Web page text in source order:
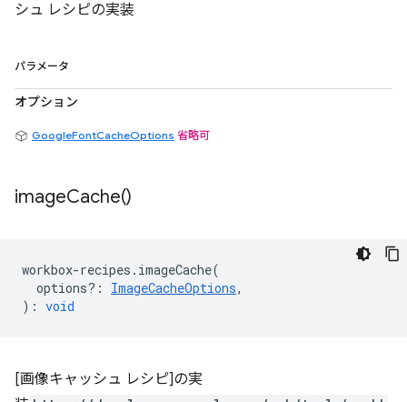
シュ レシピの実装
パラメータ
オプション
GoogleFontCacheOptions 省略可
imageCache()
workbox-recipes . imageCache(
options? : ImageCacheOptions,
) : void
[画像キャッシュ レシピ]の実